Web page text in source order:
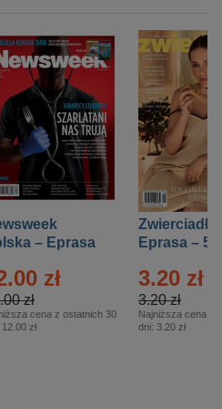
– Eprasa
zł
zł
cena z ostatnich 30
12.00 zł
Zwierciadło
Eprasa – 5/
3.20 zł
3.20 zł
Najniższa cena z
dni: 3.20 zł